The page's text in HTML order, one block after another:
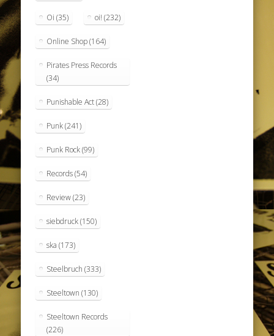
Oi (35) oi! (232)
Online Shop(164)
Pirates Press Records
(34)
Punishable Act(28)
Punk(241)
Punk Rock(99)
Records(54)
Review(23)
siebdruck(150)
ska (173)
Steelbruch (333)
Steeltown (130)
Steeltown Records
(226)